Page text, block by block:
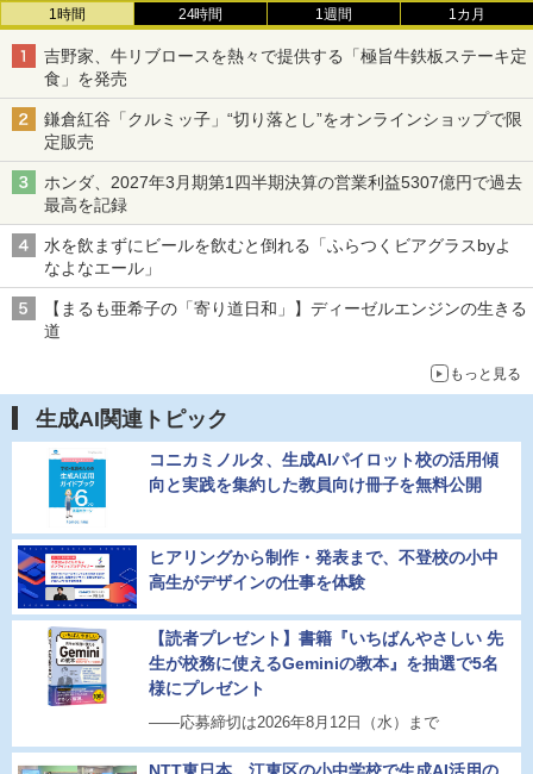
1時間 24時間 1週間 1カ月
吉野家、牛リブロースを熱々で提供する「極旨牛鉄板ステーキ定
食」を発売
鎌倉紅谷「クルミッ子」“切り落とし”をオンラインショップで限
定販売
ホンダ、2027年3月期第1四半期決算の営業利益5307億円で過去
最高を記録
水を飲まずにビールを飲むと倒れる「ふらつくビアグラスbyよ
なよなエール」
【まるも亜希子の「寄り道日和」】ディーゼルエンジンの生きる
道
もっと見る
生成AI関連トピック
コニカミノルタ、生成AIパイロット校の活用傾
向と実践を集約した教員向け冊子を無料公開
ヒアリングから制作・発表まで、不登校の小中
高生がデザインの仕事を体験
【読者プレゼント】書籍『いちばんやさしい 先
生が校務に使えるGeminiの教本』を抽選で5名
様にプレゼント
――応募締切は2026年8月12日（水）まで